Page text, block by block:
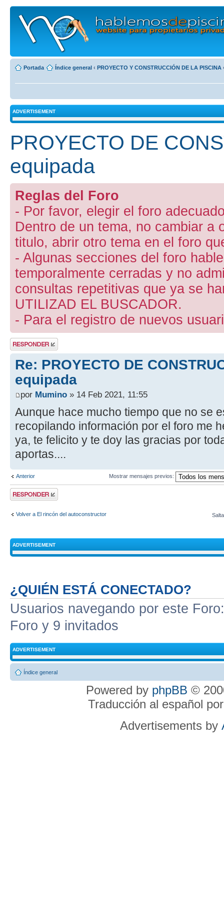
Portada Índice general ‹ PROYECTO Y CONSTRUCCIÓN DE LA PISCINA
ADVERTISEMENT
PROYECTO DE
equipada
Reglas del Foro
- Por favor, elegir el foro
Dentro de un tema, no cambiar a
titulo, abrir otro tema en el foro
- Algunas secciones del foro
temporalmente cerradas y no
consultas repetitivas que ya se
UTILIZAD EL BUSCADOR.
- Para el registro de nuevos
Publicar una
respuesta
Re: PROYECTO DE
equipada
por Mumino » 14 Feb 2021, 11:55
Aunque hace mucho tiempo que no se
recopilando información por el foro me
ya, te felicito y te doy las gracias por
aportas....
Anterior Mostrar mensajes previos:
Publicar una
respuesta
Volver a El rincón del autoconstructor
ADVERTISEMENT
¿QUIÉN ESTÁ CONECTADO?
Usuarios navegando por este
Foro y 9 invitados
ADVERTISEMENT
Índice general
Powered by phpBB ©
Traducción al español
Advertisements by